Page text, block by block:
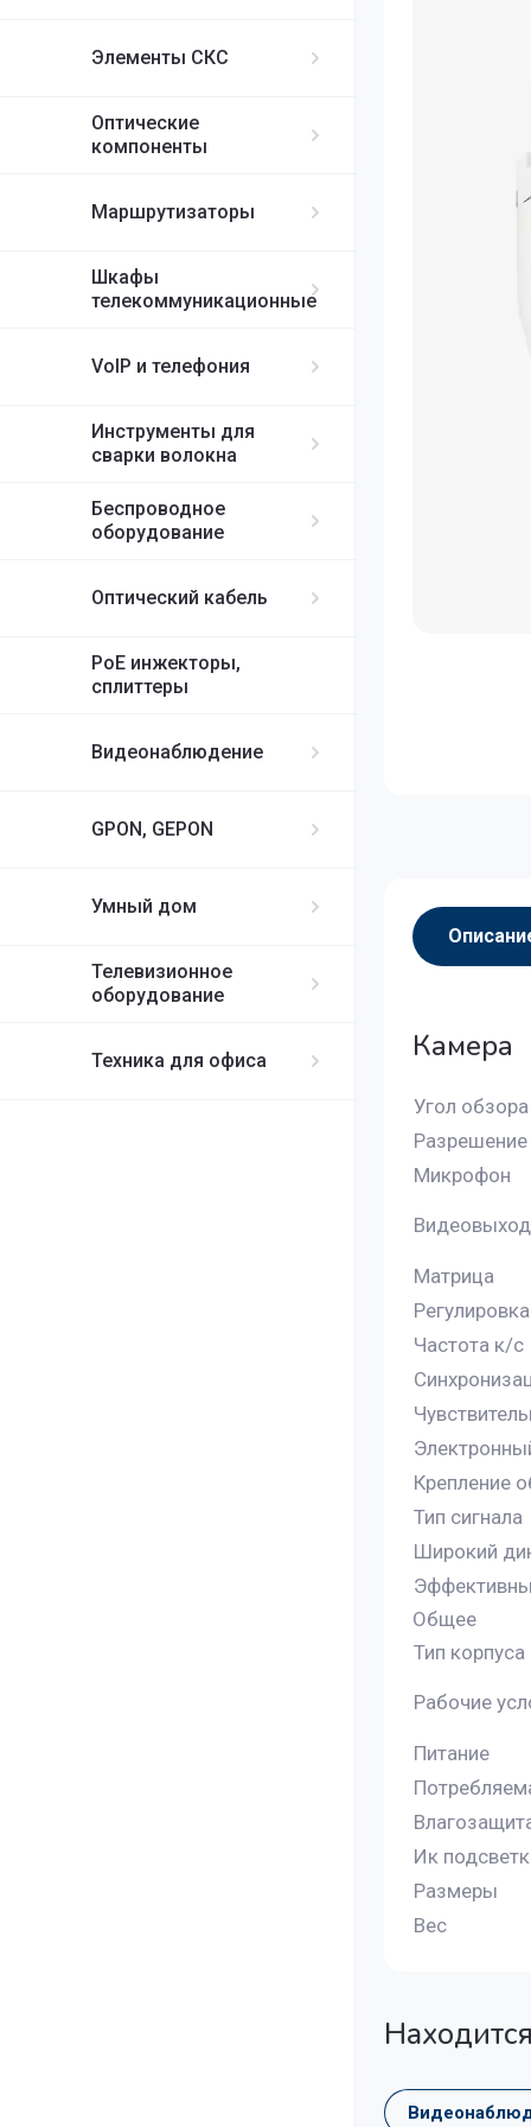
Элементы СКС
Оптические
компоненты
Маршрутизаторы
Шкафы
телекоммуникационные
VoIP и телефония
Инструменты для
сварки волокна
Беспроводное
оборудование
Оптический кабель
PoE инжекторы,
сплиттеры
Видеонаблюдение
GPON, GEPON
Умный дом
Телевизионное
оборудование
Техника для офиса Камера
Угол
Микрофон
Видеовыход
Матрица
Частота к/с
Крепление
Тип сигнала
Широкий
Общее
Тип корпуса
Рабочие
Питание
Ик
Размеры
Вес